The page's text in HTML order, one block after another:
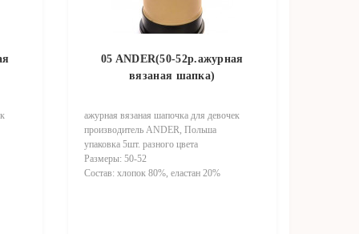
05 ANDER(50-52р.ажурная
вязаная шапка)
ажурная вязаная шапочка для девочек
производитель ANDER, Польша
упаковка 5шт. разного цвета
Размеры: 50-52
Состав: хлопок 80%, еластан 20%